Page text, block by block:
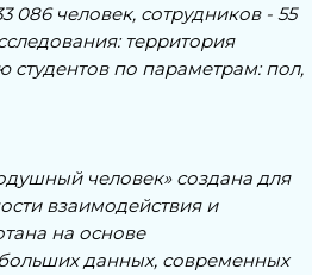
086 человек, сотрудников - 55
территория
по параметрам: пол,
человек» создана для
взаимодействия и
на основе
данных, современных